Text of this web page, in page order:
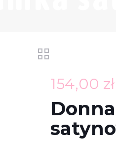
154,00 zł